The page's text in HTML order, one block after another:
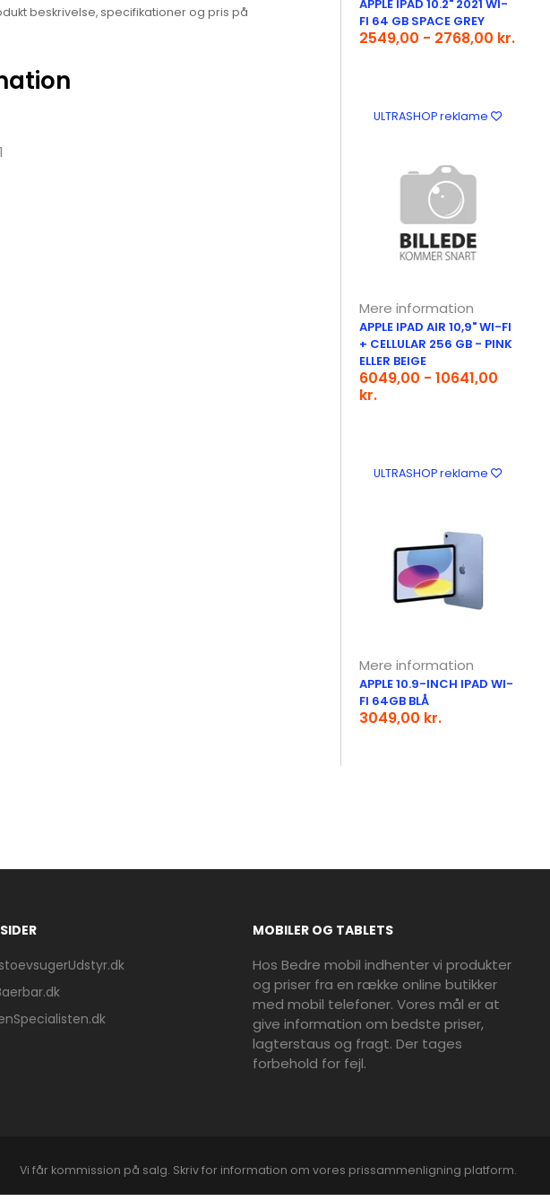
beskrivelse, specifikationer og pris på
APPLE IPAD 10.2" 2021 WI-
FI 64 GB SPACE GREY
2549,00 - 2768,00 kr.
ULTRASHOP reklame
Mere information
APPLE IPAD AIR 10,9" WI-FI
+ CELLULAR 256 GB - PINK
ELLER BEIGE
6049,00 - 10641,00
kr.
ULTRASHOP reklame
Mere information
APPLE 10.9-INCH IPAD WI-
FI 64GB BLÅ
3049,00 kr.
MOBILER OG TABLETS
Hos Bedre mobil indhenter vi produkter
og priser fra en række online butikker
med mobil telefoner. Vores mål er at
give information om bedste priser,
lagterstaus og fragt. Der tages
forbehold for fejl.
Vi får kommission på salg. Skriv for information om vores prissammenligning platform.